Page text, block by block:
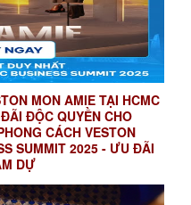
MON AMIE TẠI HCMC
ĐỘC QUYỀN CHO
CÁCH VESTON
SUMMIT 2025 - ƯU ĐÃI
DỰ